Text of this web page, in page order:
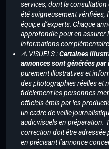
services, dont la consultation
été soigneusement vérifiées,
équipe d’experts. Chaque
approfondie pour en assurer
informations
⚠️ VISUELS :Certaines
annonces sont générées
purement illustratives et
des photographies réelles et
fidèlement les personnes
officiels émis par les
un cadre de veille
audiovisuels en préparation.
correction doit être adressée
en précisant l’annonce